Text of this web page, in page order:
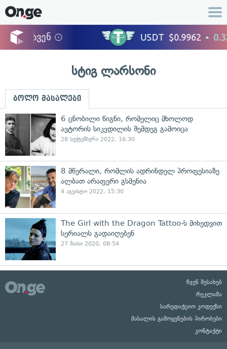
სტიგ ლარსონი
ბოლო მასალები
6 ცნობილი წიგნი, რომელიც მხოლოდ
ავტორის სიკვდილის შემდეგ გამოიცა
28 სექტემბერი 2022, 16:30
8 მწერალი, რომლის ადრინდელ პროფესიაზე
ალბათ არაფერი გსმენია
4 აგვისტო 2022, 15:30
The Girl with the Dragon Tattoo-ს მიხედვით
სერიალს გადაიღებენ
27 მაისი 2020, 08:54
ჩვენ შესახებ
რეკლამა
სარედაქციო კოდექსი
მასალის გამოყენების პირობები
კონტაქტი